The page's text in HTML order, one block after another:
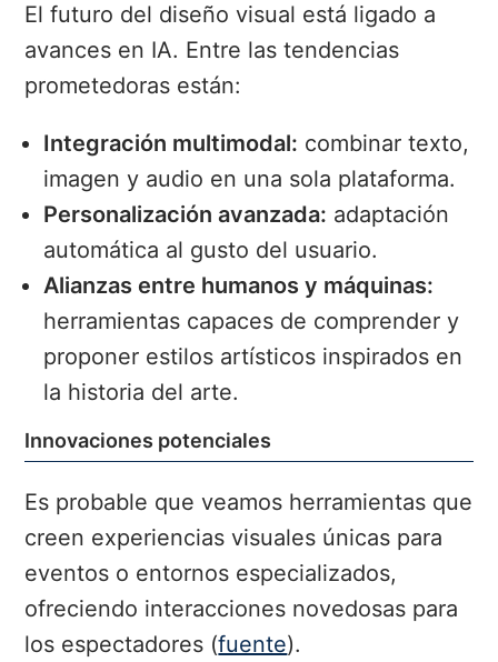
El futuro del diseño visual está ligado a
avances en IA. Entre las tendencias
prometedoras están:
Integración multimodal: combinar texto,
imagen y audio en una sola plataforma.
Personalización avanzada: adaptación
automática al gusto del usuario.
Alianzas entre humanos y máquinas:
herramientas capaces de comprender y
proponer estilos artísticos inspirados en
la historia del arte.
Innovaciones potenciales
Es probable que veamos herramientas que
creen experiencias visuales únicas para
eventos o entornos especializados,
ofreciendo interacciones novedosas para
los espectadores (fuente).